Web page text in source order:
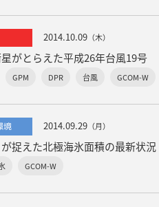
2014.10.09 （木）
がとらえた平成26年台風19号
GPM DPR 台風 GCOM-W
境 2014.09.29 （月）
が捉えた北極海氷面積の最新状
GCOM-W